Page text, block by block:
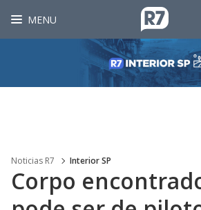
MENU
Noticias R7 Interior SP
Corpo